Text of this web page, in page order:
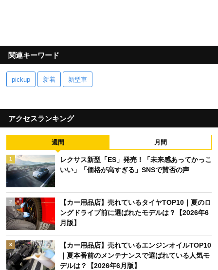
関連キーワード
pickup 新着 新型車
アクセスランキング
週間 月間
1
レクサス新型「ES」発売！「未来感あってかっこ
いい」「価格が高すぎる」SNSで賛否の声
2
【カー用品店】売れているタイヤTOP10｜夏のロ
ングドライブ前に選ばれたモデルは？【2026年6
月版】
3
【カー用品店】売れているエンジンオイルTOP10
｜夏本番前のメンテナンスで選ばれている人気モ
デルは？【2026年6月版】